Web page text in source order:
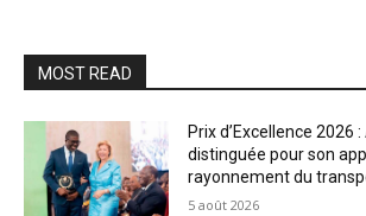
MOST READ
Prix d’Excellence 2026
distinguée pour son
rayonnement du
5 août 2026